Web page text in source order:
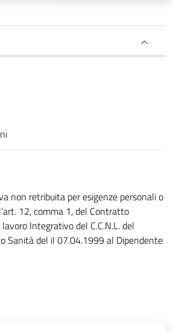
non retribuita per esigenze personali o
12, comma 1, del Contratto
Integrativo del C.C.N.L. del
Sanità del il 07.04.1999 al Dipendente